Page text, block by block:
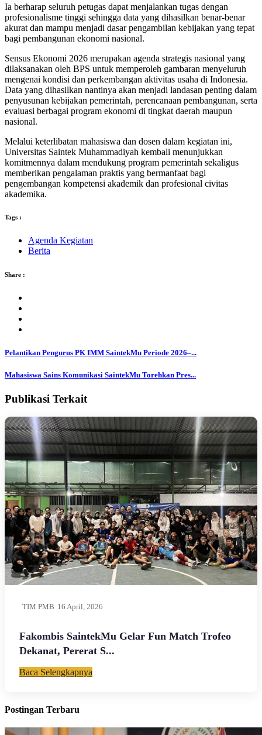
Ia berharap seluruh petugas dapat menjalankan tugas dengan
profesionalisme tinggi sehingga data yang dihasilkan benar-benar
akurat dan mampu menjadi dasar pengambilan kebijakan yang tepat
bagi pembangunan ekonomi nasional.
Sensus Ekonomi 2026 merupakan agenda strategis nasional yang
dilaksanakan oleh BPS untuk memperoleh gambaran menyeluruh
mengenai kondisi dan perkembangan aktivitas usaha di Indonesia.
Data yang dihasilkan nantinya akan menjadi landasan penting dalam
penyusunan kebijakan pemerintah, perencanaan pembangunan, serta
evaluasi berbagai program ekonomi di tingkat daerah maupun
nasional.
Melalui keterlibatan mahasiswa dan dosen dalam kegiatan ini,
Universitas Saintek Muhammadiyah kembali menunjukkan
komitmennya dalam mendukung program pemerintah sekaligus
memberikan pengalaman praktis yang bermanfaat bagi
pengembangan kompetensi akademik dan profesional civitas
akademika.
Tags :
Agenda Kegiatan
Berita
Share :
Pelantikan Pengurus PK IMM SaintekMu Periode 2026–...
Mahasiswa Sains Komunikasi SaintekMu Torehkan Pres...
Publikasi Terkait
TIM PMB 16 April, 2026
Fakombis SaintekMu Gelar Fun Match Trofeo
Dekanat, Pererat S...
Baca Selengkapnya
Postingan Terbaru